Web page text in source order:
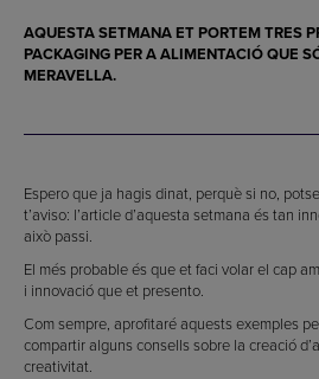
AQUESTA SETMANA ET PORTEM TRES
PACKAGING PER A ALIMENTACIÓ QUE
MERAVELLA.
Espero que ja hagis dinat, perquè si no,
t’aviso: l’article d’aquesta setmana és tan
això passi.
El més probable és que et faci volar el cap
i innovació que et presento.
Com sempre, aprofitaré aquests exemples
compartir alguns consells sobre la creació
creativitat.